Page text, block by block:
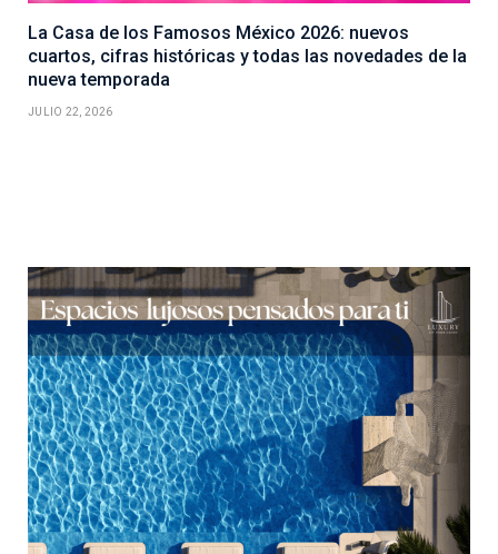
La Casa de los Famosos México 2026: nuevos
cuartos, cifras históricas y todas las novedades de la
nueva temporada
JULIO 22, 2026